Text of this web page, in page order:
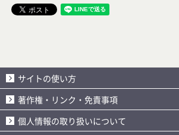
サイトの使い方
著作権・リンク・免責事項
個人情報の取り扱いについて